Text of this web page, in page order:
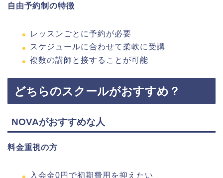
自由予約制の特徴
レッスンごとに予約が必要
スケジュールに合わせて柔軟に受講
複数の講師と接することが可能
どちらのスクールがおすすめ？
NOVAがおすすめな人
料金重視の方
入会金0円で初期費用を抑えたい